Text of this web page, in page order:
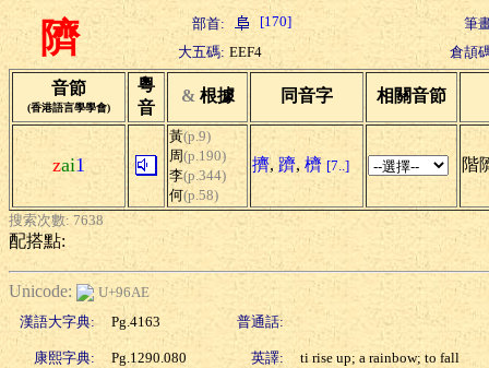
隮 部首: [170]
筆
大五碼: EEF4 倉頡
音節
(香港語言學學會)
粵
音
& 根據 同音字 相關音節
zai1
黃(p.9)
周(p.190)
李(p.344)
何(p.58)
擠, 躋, 櫅 [7..] 階
搜索次數: 7638
配搭點:
Unicode:
U+96AE
漢語大字典:
Pg.4163 普通話:
康熙字典: Pg.1290.080 英譯: ti rise up; a rainbow; to fall